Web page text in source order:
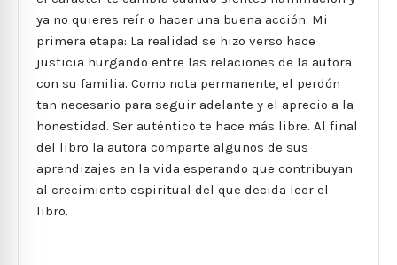
ya no quieres reír o hacer una buena acción. Mi
primera etapa: La realidad se hizo verso hace
justicia hurgando entre las relaciones de la autora
con su familia. Como nota permanente, el perdón
tan necesario para seguir adelante y el aprecio a la
honestidad. Ser auténtico te hace más libre. Al final
del libro la autora comparte algunos de sus
aprendizajes en la vida esperando que contribuyan
al crecimiento espiritual del que decida leer el
libro.